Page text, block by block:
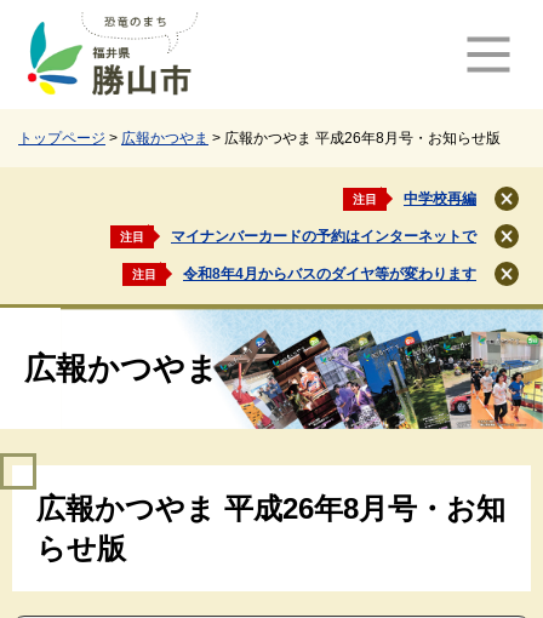
トップページ > 広報かつやま > 広報かつやま 平成26年8月号・お知らせ版
注目 中学校再編
閉
じ
る
注目 マイナンバーカードの予約はインターネットで
閉
じ
る
注目 令和8年4月からバスのダイヤ等が変わります
閉
じ
る
広報かつやま
広報かつやま 平成26年8月号・お知
らせ版